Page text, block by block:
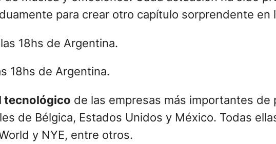
para crear otro capítulo sorprendente en
18hs de Argentina.
tecnológico de las empresas más importantes de
de Bélgica, Estados Unidos y México. Todas
y NYE, entre otros.